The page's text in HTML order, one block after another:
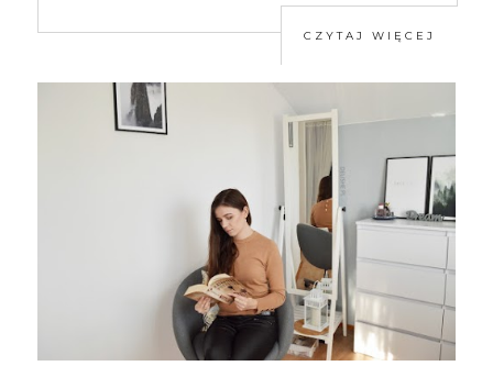
CZYTAJ WIĘCEJ